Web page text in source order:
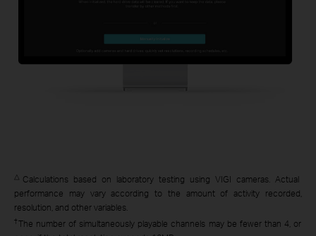
△ Calculations based on laboratory testing using VIGI cameras. Actual
performance may vary according to the amount of activity recorded,
resolution, and other variables.
†The number of simultaneously playable channels may be fewer than 4, or